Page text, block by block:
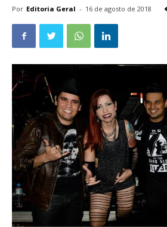
Por Editoria Geral - 16 de agosto de 2018